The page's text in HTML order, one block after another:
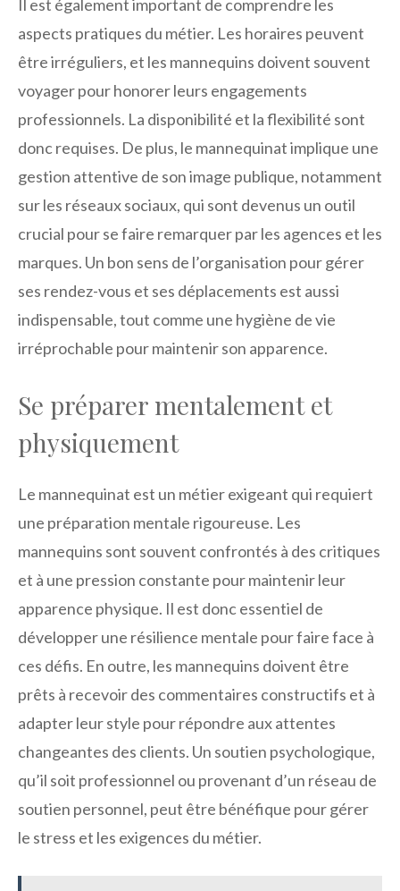
Il est également important de comprendre les
aspects pratiques du métier. Les horaires peuvent
être irréguliers, et les mannequins doivent souvent
voyager pour honorer leurs engagements
professionnels. La disponibilité et la flexibilité sont
donc requises. De plus, le mannequinat implique une
gestion attentive de son image publique, notamment
sur les réseaux sociaux, qui sont devenus un outil
crucial pour se faire remarquer par les agences et les
marques. Un bon sens de l’organisation pour gérer
ses rendez-vous et ses déplacements est aussi
indispensable, tout comme une hygiène de vie
irréprochable pour maintenir son apparence.
Se préparer mentalement et
physiquement
Le mannequinat est un métier exigeant qui requiert
une préparation mentale rigoureuse. Les
mannequins sont souvent confrontés à des critiques
et à une pression constante pour maintenir leur
apparence physique. Il est donc essentiel de
développer une résilience mentale pour faire face à
ces défis. En outre, les mannequins doivent être
prêts à recevoir des commentaires constructifs et à
adapter leur style pour répondre aux attentes
changeantes des clients. Un soutien psychologique,
qu’il soit professionnel ou provenant d’un réseau de
soutien personnel, peut être bénéfique pour gérer
le stress et les exigences du métier.